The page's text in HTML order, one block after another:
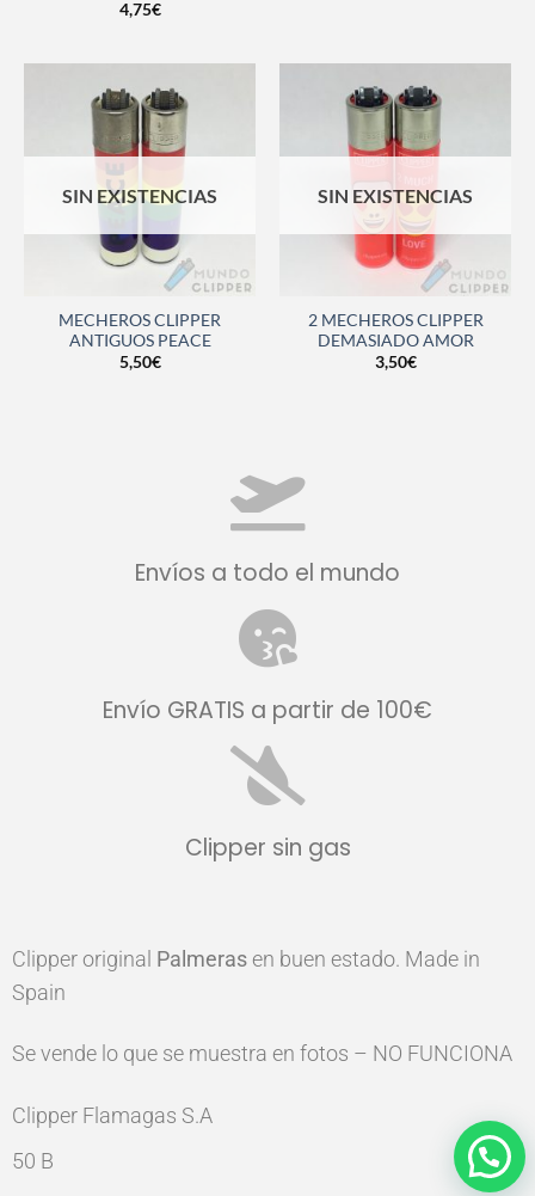
4,75€
SIN EXISTENCIAS
MECHEROS CLIPPER
ANTIGUOS PEACE
5,50€
SIN EXISTENCIAS
2 MECHEROS CLIPPER
DEMASIADO AMOR
3,50€
Envíos a todo el mundo
Envío GRATIS a partir de 100€
Clipper sin gas
Clipper original Palmeras en buen estado. Made in
Spain
Se vende lo que se muestra en fotos – NO FUNCIONA
Clipper Flamagas S.A
50 B